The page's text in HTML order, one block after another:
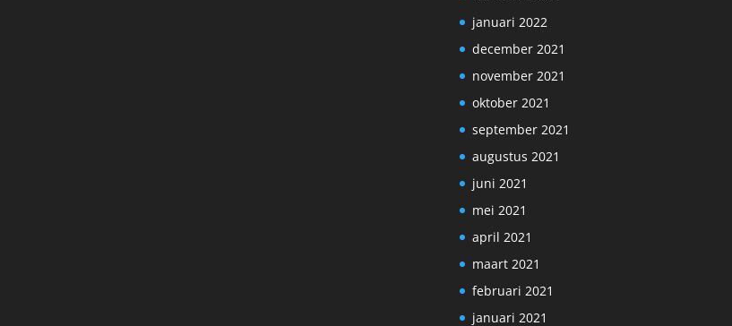
januari 2022
december 2021
november 2021
oktober 2021
september 2021
augustus 2021
juni 2021
mei 2021
april 2021
maart 2021
februari 2021
januari 2021